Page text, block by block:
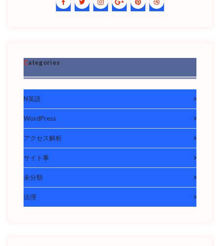
Categories
N英語
WordPress
アクセス解析
サイト事
未分類
法理